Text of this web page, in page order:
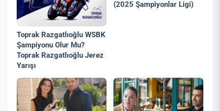
Toprak Razgatlıoğlu WSBK
Şampiyonu Olur Mu?
Toprak Razgatlıoğlu Jerez
Yarışı
(2025 Şampiyonlar Ligi)